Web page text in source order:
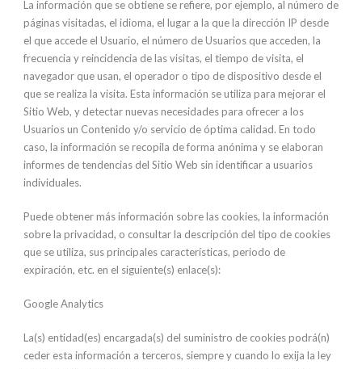
La información que se obtiene se refiere, por ejemplo, al número de
páginas visitadas, el idioma, el lugar a la que la dirección IP desde
el que accede el Usuario, el número de Usuarios que acceden, la
frecuencia y reincidencia de las visitas, el tiempo de visita, el
navegador que usan, el operador o tipo de dispositivo desde el
que se realiza la visita. Esta información se utiliza para mejorar el
Sitio Web, y detectar nuevas necesidades para ofrecer a los
Usuarios un Contenido y/o servicio de óptima calidad. En todo
caso, la información se recopila de forma anónima y se elaboran
informes de tendencias del Sitio Web sin identificar a usuarios
individuales.
Puede obtener más información sobre las cookies, la información
sobre la privacidad, o consultar la descripción del tipo de cookies
que se utiliza, sus principales características, periodo de
expiración, etc. en el siguiente(s) enlace(s):
Google Analytics
La(s) entidad(es) encargada(s) del suministro de cookies podrá(n)
ceder esta información a terceros, siempre y cuando lo exija la ley